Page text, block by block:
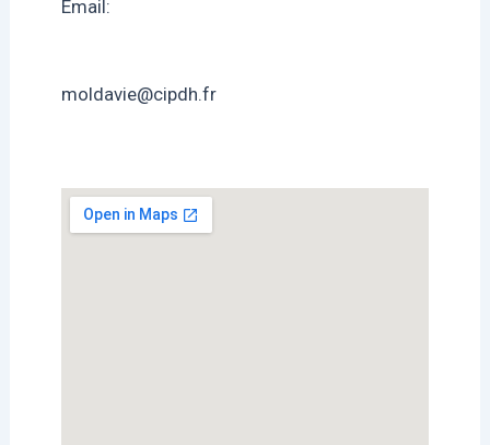
Email:
moldavie@cipdh.fr